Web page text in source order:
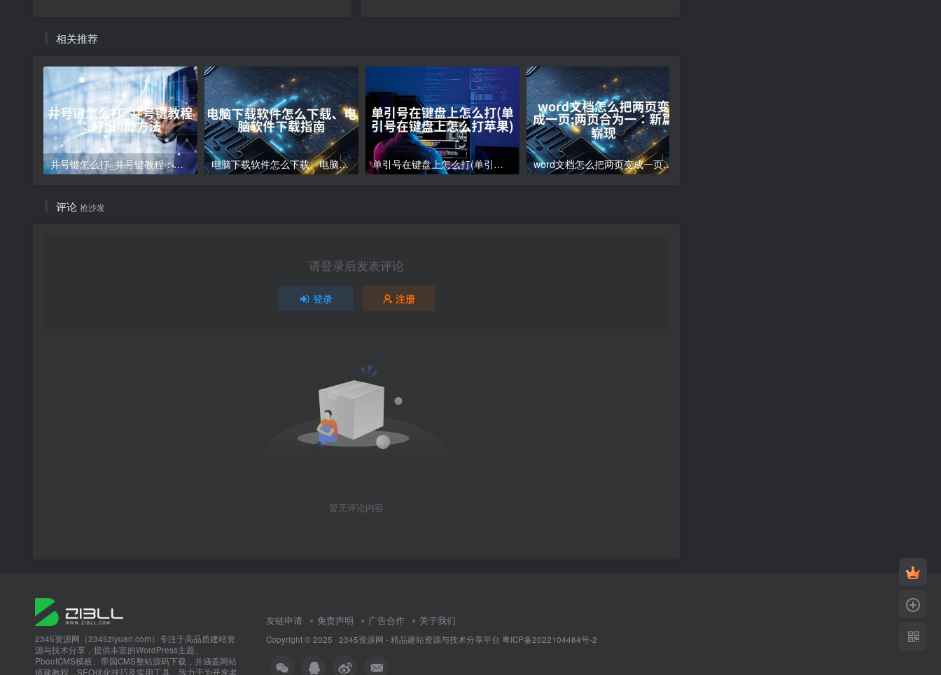
相关推荐
井号键怎么打_井号键教程：打出#的方法 电脑下载软件怎么下载、电脑软件下载指南 单引号在键盘上怎么打(单引号在键盘上怎么打苹果) word文档怎么把两页变成一页;两页合为一：新篇崭现
评论 抢沙发
请登录后发表评论
登录 注册
暂无评论内容
2345资源网（2345ziyuan.com）专注于高品质建站资
源与技术分享，提供丰富的WordPress主题、
PbootCMS模板、帝国CMS整站源码下载，并涵盖网站
搭建教程、SEO优化技巧及实用工具。致力于为开发者
友链申请 免责声明 广告合作 关于我们
Copyright © 2025 · 2345资源网 - 精品建站资源与技术分享平台 粤ICP备2022104464号-2